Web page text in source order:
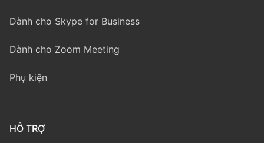
Dành cho Skype for Business
Dành cho Zoom Meeting
Phụ kiện
HỖ TRỢ